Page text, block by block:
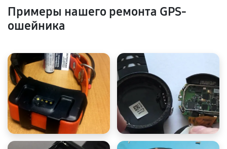
Примеры нашего ремонта GPS-
ошейника